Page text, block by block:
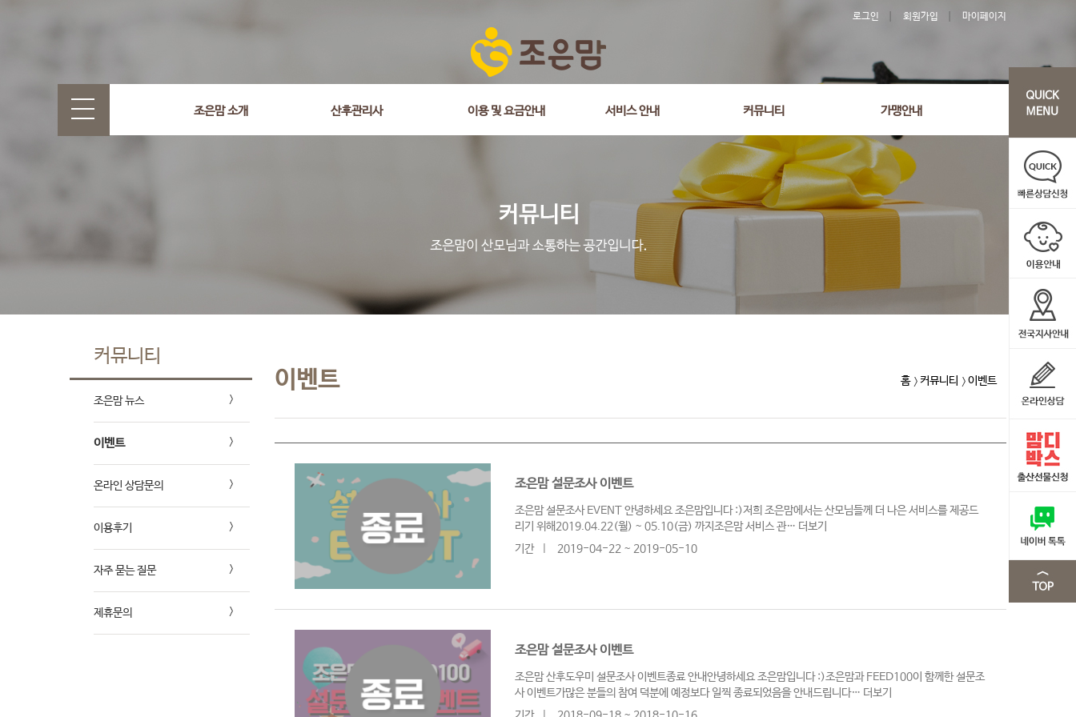
로그인 회원가입 마이페이지
조은맘 소개 산후관리사 이용 및 요금안내 서비스 안내 커뮤니티 가맹안내
커뮤니티
조은맘 뉴스
이벤트
온라인 상담문의
이용후기
자주 묻는 질문
제휴문의
이벤트 홈 커뮤니티 이벤트
조은맘 설문조사 이벤트
조은맘 설문조사 EVENT 안녕하세요 조은맘입니다 :)저희 조은맘에서는 산모님들께 더 나은 서비스를 제공드
리기 위해2019.04.22(월) ~ 05.10(금) 까지조은맘 서비스 관… 더보기
기간
2019-04-22 ~ 2019-05-10
조은맘 설문조사 이벤트
조은맘 산후도우미 설문조사 이벤트종료 안내안녕하세요 조은맘입니다 :)조은맘과 FEED100이 함께한 설문조
사 이벤트가많은 분들의 참여 덕분에 예정보다 일찍 종료되었음을 안내드립니다… 더보기